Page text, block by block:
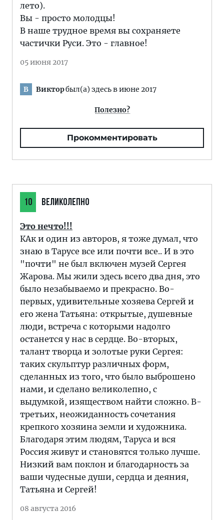
лето).
Вы - просто молодцы!
В наше трудное время вы сохраняете
частички Руси. Это - главное!
05 июня 2017
В Викторбыл(а) здесь в июне 2017
Полезно?
Прокомментировать
10 ВЕЛИКОЛЕПНО
Это нечто!!!
КАк и один из авторов, я тоже думал, что
знаю в Тарусе все или почти все.. И в это
"почти" не был включен музей Сергея
Жарова. Мы жили здесь всего два дня, это
было незабываемо и прекрасно. Во-
первых, удивительные хозяева Сергей и
его жена Татьяна: открытые, душевные
люди, встреча с которыми надолго
останется у нас в сердце. Во-вторых,
талант творца и золотые руки Сергея:
таких скульптур различных форм,
сделанных из того, что было выброшено
нами, и сделано великолепно, с
выдумкой, изяществом найти сложно. В-
третьих, неожиданность сочетания
крепкого хозяина земли и художника.
Благодаря этим людям, Таруса и вся
Россия живут и становятся только лучше.
Низкий вам поклон и благодарность за
ваши чудесные души, сердца и деяния,
Татьяна и Сергей!
08 августа 2016